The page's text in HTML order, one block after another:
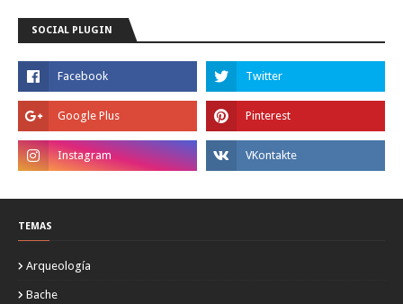
SOCIAL PLUGIN
TEMAS
Arqueología
Bache